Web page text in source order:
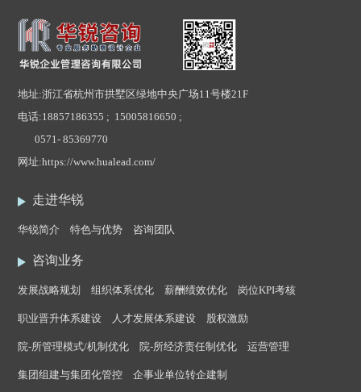
走进华锐
华锐简介 特色与优势 咨询团队
咨询业务
发展战略规划 组织体系优化 薪酬绩效优化 岗位KPI考核
职业晋升体系建设 人才发展体系建设 股权激励
院-所管理模式/机制优化 院-所经济责任制优化 运营管理
集团组建与集团化管控 企事业单位转企建制
地址:浙江省杭州市拱墅区绿地中央广场11号楼21F
电话:18857186355 ; 15005816650 ;
0571- 85369770
网址:https://www.hualead.com/